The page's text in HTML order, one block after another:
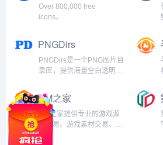
Over 800,000 free
icons。...
PNGDirs
PNGDirs是一个PNG图片目
录库，提供海量空白透明背
所有的资源均可免费下载，
可免费商用。...
GM之家
Gm之家提供专业的游戏源
码交易、游戏素材交易、游
戏工具交易,涵盖了游戏开